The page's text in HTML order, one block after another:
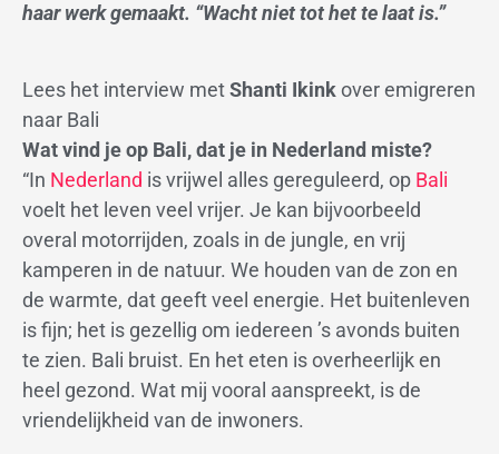
haar werk gemaakt. “Wacht niet tot het te laat is.”
Lees het interview metShanti Ikinkover emigreren
naar Bali
Wat vind je op Bali, dat je in Nederland miste?
“In Nederland is vrijwel alles gereguleerd, op Bali
voelt het leven veel vrijer. Je kan bijvoorbeeld
overal motorrijden, zoals in de jungle, en vrij
kamperen in de natuur. We houden van de zon en
de warmte, dat geeft veel energie. Het buitenleven
is fijn; het is gezellig om iedereen ’s avonds buiten
te zien. Bali bruist. En het eten is overheerlijk en
heel gezond. Wat mij vooral aanspreekt, is de
vriendelijkheid van de inwoners.